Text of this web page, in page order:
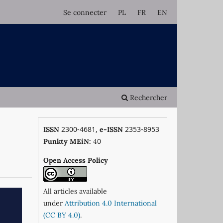
Rechercher
Se connecter PL FR EN
ISSN 2300-4681, e-ISSN 2353-8953
Punkty MEiN: 40
Open Access Policy
All articles available
under Attribution 4.0 International
(CC BY 4.0).